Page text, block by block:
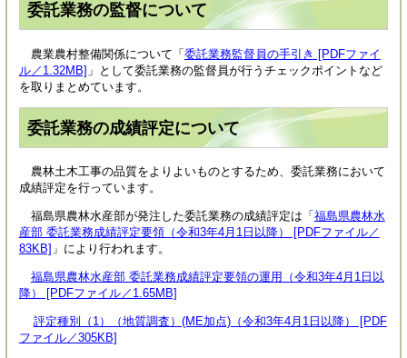
委託業務の監督について
農業農村整備関係について「 委託業務監督員の手引き [PDFファイ
ル／1.32MB] 」として委託業務の監督員が行うチェックポイントなど
を取りまとめています。
委託業務の成績評定について
農林土木工事の品質をよりよいものとするため、委託業務において
成績評定を行っています。
福島県農林水産部が発注した委託業務の成績評定は「 福島県農林水
産部 委託業務成績評定要領（令和3年4月1日以降） [PDFファイル／
83KB] 」により行われます。
福島県農林水産部 委託業務成績評定要領の運用（令和3年4月1日以
降） [PDFファイル／1.65MB]
評定種別（1）（地質調査）(ME加点)（令和3年4月1日以降） [PDF
ファイル／305KB]